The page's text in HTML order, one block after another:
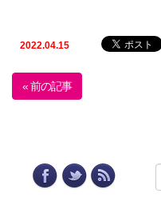
2022.04.15
« 前の記事